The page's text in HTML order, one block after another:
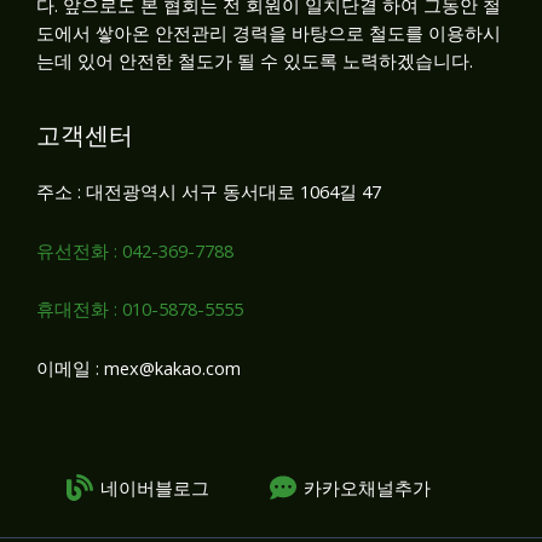
도에서 쌓아온 안전관리 경력을 바탕으로 철도를 이용하시
는데 있어 안전한 철도가 될 수 있도록 노력하겠습니다.
고객센터
주소 : 대전광역시 서구 동서대로 1064길 47
유선전화 : 042-369-7788
휴대전화 : 010-5878-5555
이메일 : mex@kakao.com
네이버블로그 카카오채널추가